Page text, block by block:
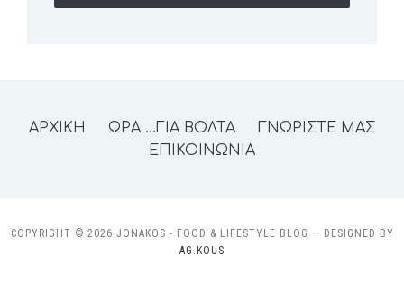
ΑΡΧΙΚΗ ΩΡΑ …ΓΙΑ ΒΟΛΤΑ
ΓΝΩΡΙΣΤΕ ΜΑΣ
ΕΠΙΚΟΙΝΩΝΙΑ
COPYRIGHT © 2026 JONAKOS - FOOD & LIFESTYLE BLOG — DESIGNED BY
AG.KOUS